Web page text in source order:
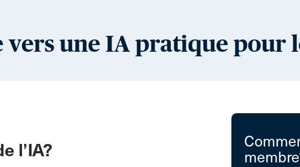
vers une IA pratique pour
l’IA?